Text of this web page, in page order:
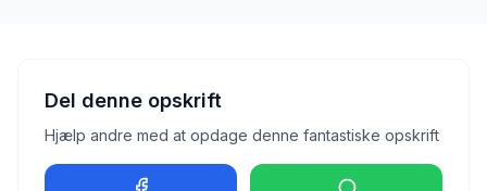
Del denne opskrift
Hjælp andre med at opdage denne fantastiske opskrift